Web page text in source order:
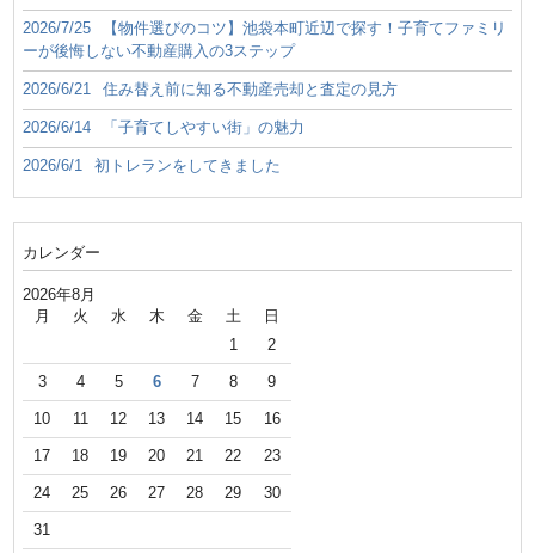
2026/7/25
【物件選びのコツ】池袋本町近辺で探す！子育てファミリ
ーが後悔しない不動産購入の3ステップ
2026/6/21 住み替え前に知る不動産売却と査定の見方
2026/6/14 「子育てしやすい街」の魅力
2026/6/1 初トレランをしてきました
カレンダー
2026年8月
月 火 水 木 金 土 日
1 2
3 4 5 6 7 8 9
10 11 12 13 14 15 16
17 18 19 20 21 22 23
24 25 26 27 28 29 30
31